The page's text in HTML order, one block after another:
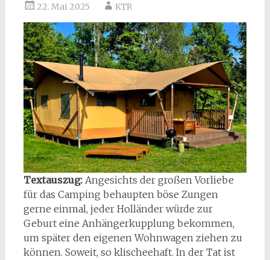
22. Mai 2025 KTR
Textauszug: Angesichts der großen Vorliebe
für das Camping behaupten böse Zungen
gerne einmal, jeder Holländer würde zur
Geburt eine Anhängerkupplung bekommen,
um später den eigenen Wohnwagen ziehen zu
können. Soweit, so klischeehaft. In der Tat ist